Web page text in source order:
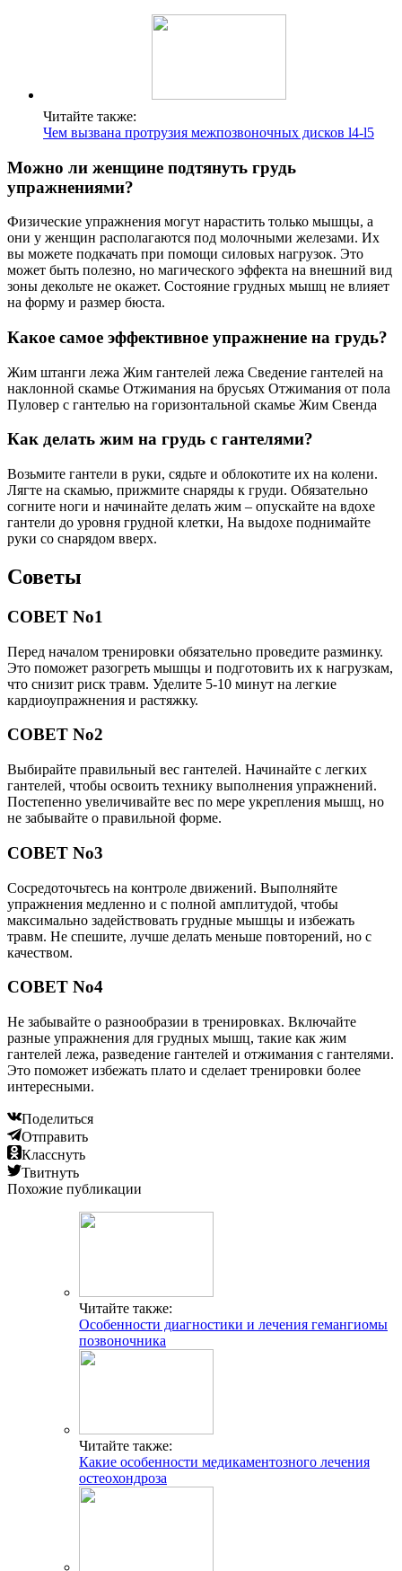
Читайте также:
Чем вызвана протрузия межпозвоночных дисков l4-l5
Можно ли женщине подтянуть грудь
упражнениями?
Физические упражнения могут нарастить только мышцы, а
они у женщин располагаются под молочными железами. Их
вы можете подкачать при помощи силовых нагрузок. Это
может быть полезно, но магического эффекта на внешний вид
зоны декольте не окажет. Состояние грудных мышц не влияет
на форму и размер бюста.
Какое самое эффективное упражнение на грудь?
Жим штанги лежа Жим гантелей лежа Сведение гантелей на
наклонной скамье Отжимания на брусьях Отжимания от пола
Пуловер с гантелью на горизонтальной скамье Жим Свенда
Как делать жим на грудь с гантелями?
Возьмите гантели в руки, сядьте и облокотите их на колени.
Лягте на скамью, прижмите снаряды к груди. Обязательно
согните ноги и начинайте делать жим – опускайте на вдохе
гантели до уровня грудной клетки, На выдохе поднимайте
руки со снарядом вверх.
Советы
СОВЕТ No1
Перед началом тренировки обязательно проведите разминку.
Это поможет разогреть мышцы и подготовить их к нагрузкам,
что снизит риск травм. Уделите 5-10 минут на легкие
кардиоупражнения и растяжку.
СОВЕТ No2
Выбирайте правильный вес гантелей. Начинайте с легких
гантелей, чтобы освоить технику выполнения упражнений.
Постепенно увеличивайте вес по мере укрепления мышц, но
не забывайте о правильной форме.
СОВЕТ No3
Сосредоточьтесь на контроле движений. Выполняйте
упражнения медленно и с полной амплитудой, чтобы
максимально задействовать грудные мышцы и избежать
травм. Не спешите, лучше делать меньше повторений, но с
качеством.
СОВЕТ No4
Не забывайте о разнообразии в тренировках. Включайте
разные упражнения для грудных мышц, такие как жим
гантелей лежа, разведение гантелей и отжимания с гантелями.
Это поможет избежать плато и сделает тренировки более
интересными.
Поделиться
Отправить
Класснуть
Твитнуть
Похожие публикации
Читайте также:
Особенности диагностики и лечения гемангиомы
позвоночника
Читайте также:
Какие особенности медикаментозного лечения
остеохондроза